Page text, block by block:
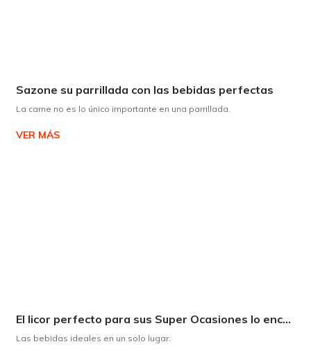
Sazone su parrillada con las bebidas perfectas
La carne no es lo único importante en una parrillada.
VER MÁS
El licor perfecto para sus Super Ocasiones lo encuentra en Supermaxi
Las bebidas ideales en un solo lugar.